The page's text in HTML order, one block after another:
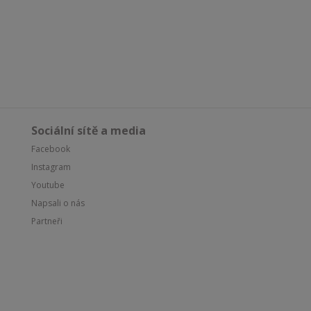
Sociální sítě a media
Facebook
Instagram
Youtube
Napsali o nás
Partneři